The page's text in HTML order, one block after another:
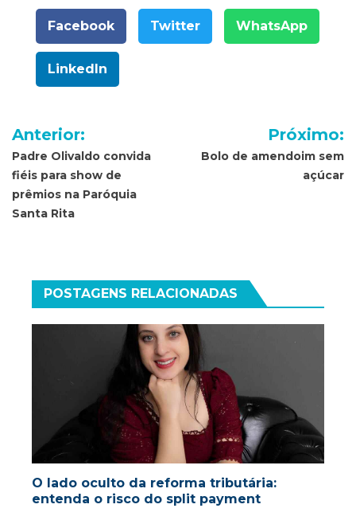
Facebook Twitter WhatsApp
LinkedIn
Navegação
de
Post
Anterior:
Padre Olivaldo convida
fiéis para show de
prêmios na Paróquia
Santa Rita
Próximo:
Bolo de amendoim sem
açúcar
POSTAGENS RELACIONADAS
O lado oculto da reforma tributária:
entenda o risco do split payment